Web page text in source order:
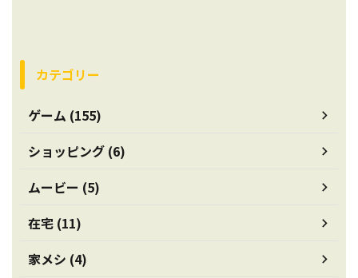
カテゴリー
ゲーム (155)
ショッピング (6)
ムービー (5)
在宅 (11)
家メシ (4)